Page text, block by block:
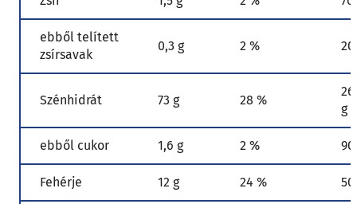
ebből telített
zsírsavak
0,3 g 2 % 20
Szénhidrát 73 g 28 %
g
ebből cukor 1,6 g 2 % 90
Fehérje 12 g 24 % 50